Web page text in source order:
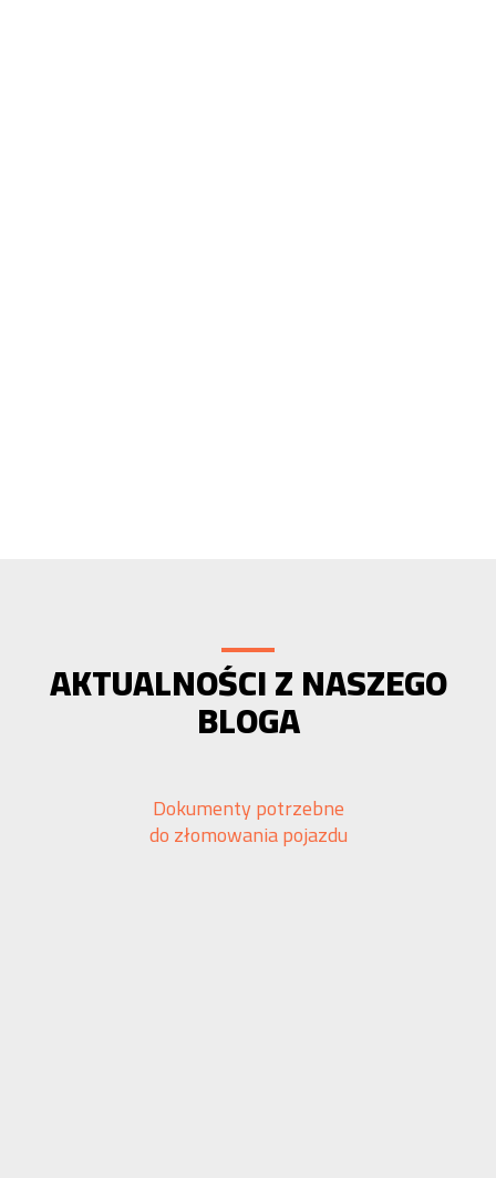
AKTUALNOŚCI Z NASZEGO
BLOGA
Dokumenty potrzebne
do złomowania pojazdu